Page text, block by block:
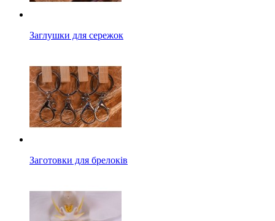
Заглушки для сережок
Заготовки для брелоків